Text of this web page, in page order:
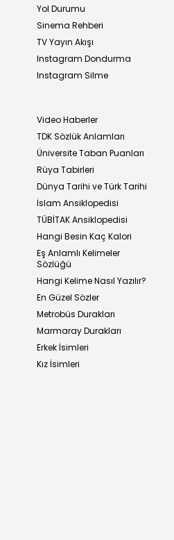
Yol Durumu
Sinema Rehberi
TV Yayın Akışı
Instagram Dondurma
Instagram Silme
Video Haberler
TDK Sözlük Anlamları
Üniversite Taban Puanları
Rüya Tabirleri
Dünya Tarihi ve Türk Tarihi
İslam Ansiklopedisi
TÜBİTAK Ansiklopedisi
Hangi Besin Kaç Kalori
Eş Anlamlı Kelimeler
Sözlüğü
Hangi Kelime Nasıl Yazılır?
En Güzel Sözler
Metrobüs Durakları
Marmaray Durakları
Erkek İsimleri
Kız İsimleri